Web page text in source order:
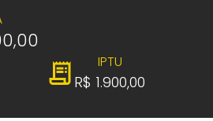
IPTU
R$ 1.900,00